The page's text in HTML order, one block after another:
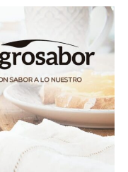
distintas
efectuado por
efectuado por
sino que
la provincia de
termina en arcas
las jurisdicciones